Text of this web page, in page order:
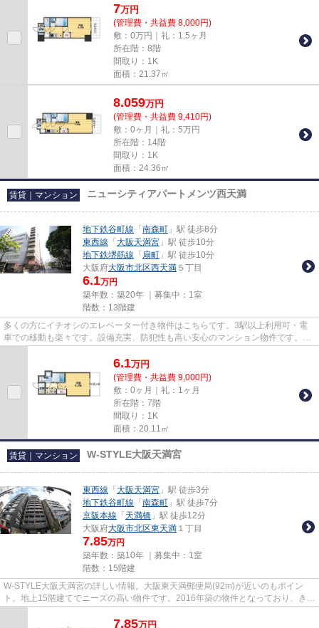
7万円
(管理費・共益費 8,000円)
敷：0万円｜礼：1.5ヶ月
所在階：8階
間取り：1K
面積：21.37㎡
8.059万円
(管理費・共益費 9,410円)
敷：0ヶ月｜礼：5万円
所在階：14階
間取り：1K
面積：24.36㎡
賃貸｜マンション ニューシティアパートメンツ西天満
地下鉄谷町線 「 南森町 」駅 徒歩8分
東西線 「 大阪天満宮 」駅 徒歩10分
地下鉄堺筋線 「 扇町 」駅 徒歩10分
大阪府大阪市北区西天満 ５丁目
6.1万円
築年数：築20年 ｜募集中： 1室
階数：13階建
多くの方にイチオシのエレベーター付き物件はこちらです。3駅以上利用可・電
車での移動も楽々です。設備充実、防犯性も高い安心のマンション物件です。周
6.1万円
(管理費・共益費 9,000円)
敷：0ヶ月｜礼：1ヶ月
所在階：7階
間取り：1K
面積：20.11㎡
賃貸｜マンション W-STYLE大阪天満宮
東西線 「 大阪天満宮 」駅 徒歩3分
地下鉄谷町線 「 南森町 」駅 徒歩7分
京阪本線 「 天満橋 」駅 徒歩12分
大阪府大阪市北区東天満 １丁目
7.85万円
築年数：築10年 ｜募集中： 1室
階数：15階建
W-STYLE大阪天満宮の詳しい情報。大阪東天満郵便局(92m)が近いのもポイン
ト。地上15階建てでニーズの高い物件です。2016年築の物件となっており、きれ
7.85万円